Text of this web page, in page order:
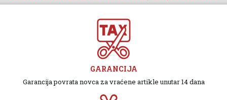
GARANCIJA
Garancija povrata novca za vraćene artikle unutar 14 dana